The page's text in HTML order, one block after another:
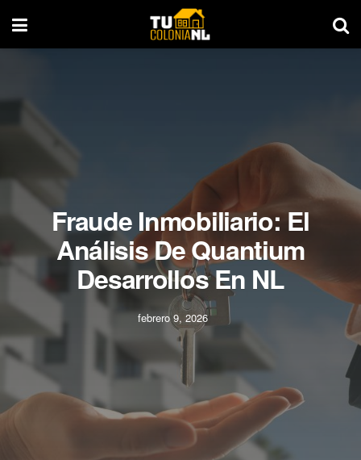
Fraude Inmobiliario: El
Análisis De Quantium
Desarrollos En NL
febrero 9, 2026